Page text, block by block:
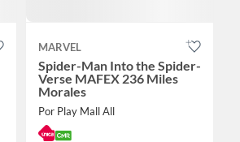
MARVEL
Spider-Man Into the Spider-
Verse MAFEX 236 Miles
Morales
Por Play Mall All